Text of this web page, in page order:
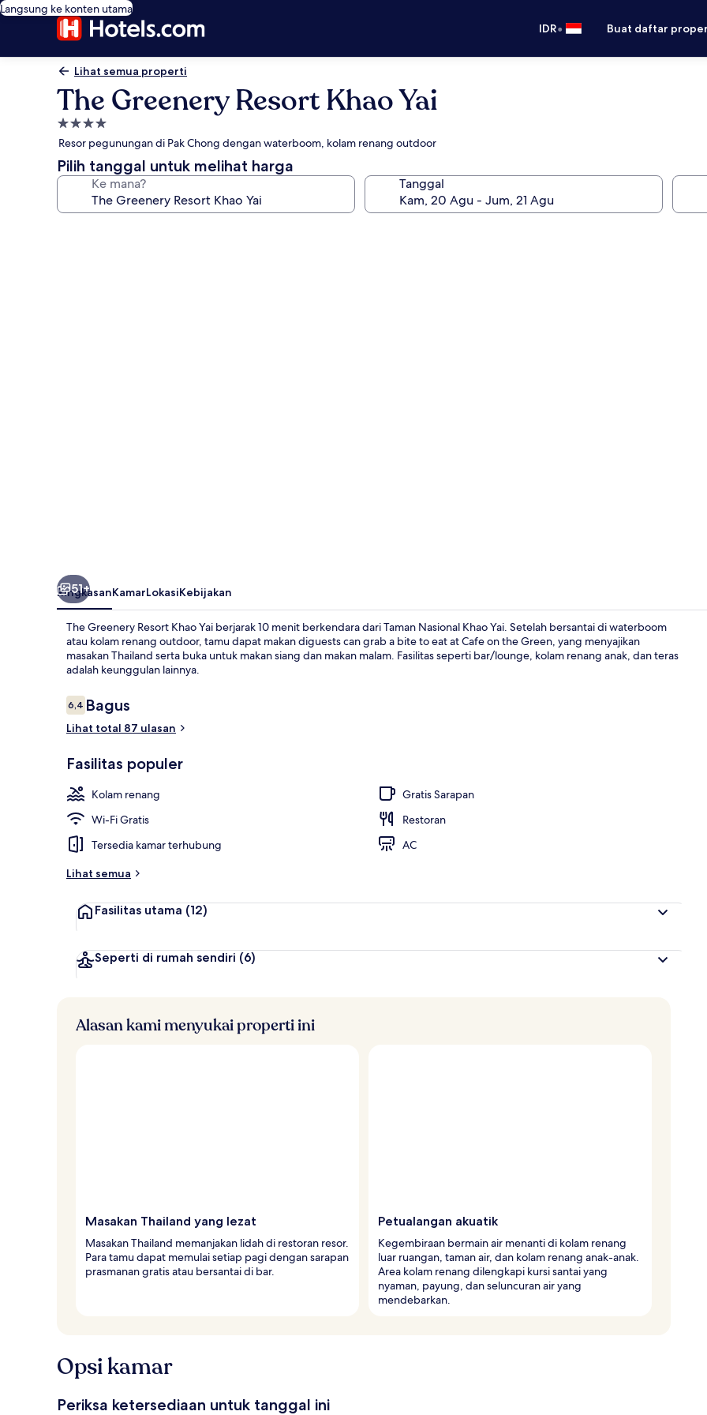
Langsung ke konten utama
IDR• Buat daftar
Lihat semua properti
The Greenery Resort Khao Yai
Properti
bintang
4.0
Resor pegunungan di Pak Chong dengan waterboom, kolam renang outdoor
Pilih tanggal untuk melihat harga
Ke mana? Tanggal
Melayani
51+
RingkasanKamarLokasiKebijakan
The Greenery Resort Khao Yai berjarak 10 menit berkendara dari Taman Nasional Khao Yai. Setelah bersantai di waterboom
atau kolam renang outdoor, tamu dapat makan diguests can grab a bite to eat at Cafe on the Green, yang menyajikan
masakan Thailand serta buka untuk makan siang dan makan malam. Fasilitas seperti bar/lounge, kolam renang anak, dan teras
adalah keunggulan lainnya.
Ulasan
6,46,4 dari 10
Bagus
Lihat total 87 ulasan
Fasilitas populer
Kolam renang
Gratis Sarapan
Wi-Fi Gratis
Restoran
Tersedia kamar terhubung
AC
Lihat semua
Fasilitas utama (12)
Seperti di rumah sendiri (6)
Alasan kami menyukai properti ini
Masakan Thailand yang lezat
Masakan Thailand memanjakan lidah di restoran resor.
Para tamu dapat memulai setiap pagi dengan sarapan
prasmanan gratis atau bersantai di bar.
Petualangan akuatik
Kegembiraan bermain air menanti di kolam renang
luar ruangan, taman air, dan kolam renang anak-anak.
Area kolam renang dilengkapi kursi santai yang
nyaman, payung, dan seluncuran air yang
mendebarkan.
Opsi kamar
Periksa ketersediaan untuk tanggal ini